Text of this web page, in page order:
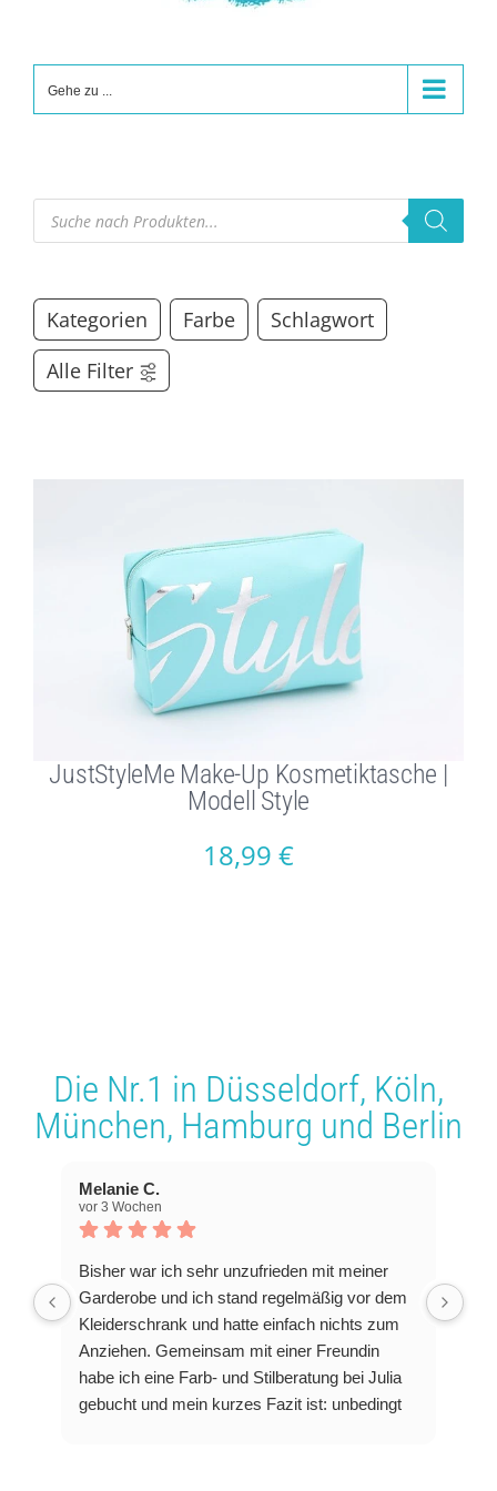
Gehe zu ...
Products
search
Kategorien Farbe
Schlagwort
Alle Filter
JustStyleMe Make-Up Kosmetiktasche |
Modell Style
18,99 €
Die Nr.1 in Düsseldorf, Köln,
München, Hamburg und Berlin
Melanie C.
vor 3 Wochen
Bisher war ich sehr unzufrieden mit meiner
Garderobe und ich stand regelmäßig vor dem
Kleiderschrank und hatte einfach nichts zum
Anziehen. Gemeinsam mit einer Freundin
habe ich eine Farb- und Stilberatung bei Julia
gebucht und mein kurzes Fazit ist: unbedingt